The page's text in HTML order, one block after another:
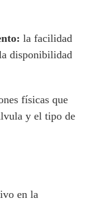
la facilidad
disponibilidad
físicas que
y el tipo de
en la